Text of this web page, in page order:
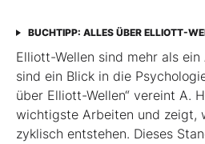
BUCHTIPP: ALLES ÜBER ELLIOTT-
Elliott-Wellen sind mehr als
sind ein Blick in die
über Elliott-Wellen“ vereint A.
wichtigste Arbeiten und zeigt,
zyklisch entstehen. Dieses